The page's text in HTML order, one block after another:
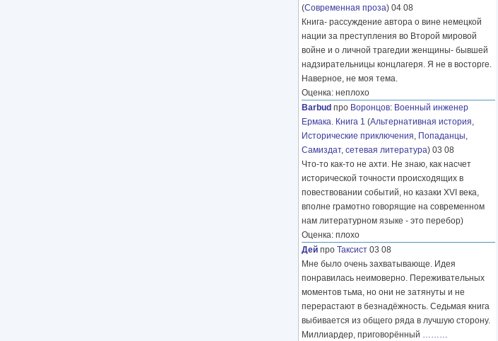
(Современная проза) 04 08
Книга- рассуждение автора о вине немецкой
нации за преступления во Второй мировой
войне и о личной трагедии женщины- бывшей
надзирательницы концлагеря. Я не в восторге.
Наверное, не моя тема.
Оценка: неплохо
Barbud про Воронцов: Военный инженер
Ермака. Книга 1 (Альтернативная история,
Исторические приключения, Попаданцы,
Самиздат, сетевая литература) 03 08
Что-то как-то не ахти. Не знаю, как насчет
исторической точности происходящих в
повествовании событий, но казаки XVI века,
вполне грамотно говорящие на современном
нам литературном языке - это перебор)
Оценка: плохо
Дей про Таксист 03 08
Мне было очень захватывающе. Идея
понравилась неимоверно. Переживательных
моментов тьма, но они не затянуты и не
перерастают в безнадёжность. Седьмая книга
выбивается из общего ряда в лучшую сторону.
Миллиардер, приговорённый ………